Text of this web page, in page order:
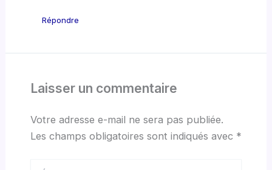
Répondre
Laisser un commentaire
Votre adresse e-mail ne sera pas publiée.
Les champs obligatoires sont indiqués avec *